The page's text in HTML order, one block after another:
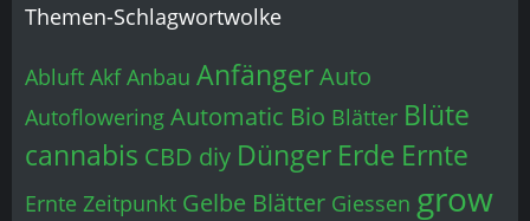
Themen-Schlagwortwolke
Abluft Akf Anbau AnfängerAuto
Autoflowering Automatic Bio Blätter Blüte
cannabis CBD diy Dünger Erde Ernte
Ernte Zeitpunkt Gelbe Blätter Giessen grow